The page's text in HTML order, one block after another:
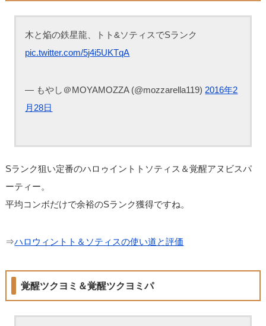
木と焔の鉄星龍、トト&ソティスでSランク
pic.twitter.com/5j4i5UKTqA
— もやし＠MOYAMOZZA (@mozzarella119) 2016年2
月28日
Sランク狙い定番のハロゥイントトソティス＆覚醒アヌビスパ
ーティー。
平均コンボだけで余裕のSランク獲得ですね。
⇒ハロウィントト＆ソティスの使い道と評価
覚醒ツクヨミ＆覚醒ツクヨミパ